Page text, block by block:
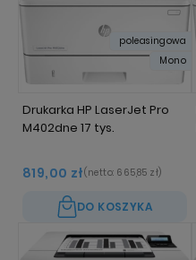
Drukarka HP LaserJet Pro
M402dne 17 tys.
819,00 zł(netto: 665,85 zł)
DO KOSZYKA
poleasingowa
Mono